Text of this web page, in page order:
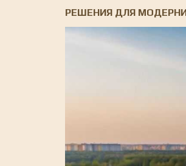
РЕШЕНИЯ ДЛЯ